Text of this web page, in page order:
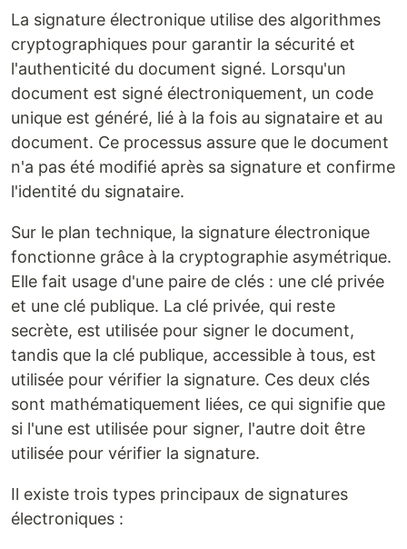
La signature électronique utilise des algorithmes
cryptographiques pour garantir la sécurité et
l'authenticité du document signé. Lorsqu'un
document est signé électroniquement, un code
unique est généré, lié à la fois au signataire et au
document. Ce processus assure que le document
n'a pas été modifié après sa signature et confirme
l'identité du signataire.
Sur le plan technique, la signature électronique
fonctionne grâce à la cryptographie asymétrique.
Elle fait usage d'une paire de clés : une clé privée
et une clé publique. La clé privée, qui reste
secrète, est utilisée pour signer le document,
tandis que la clé publique, accessible à tous, est
utilisée pour vérifier la signature. Ces deux clés
sont mathématiquement liées, ce qui signifie que
si l'une est utilisée pour signer, l'autre doit être
utilisée pour vérifier la signature.
Il existe trois types principaux de signatures
électroniques :